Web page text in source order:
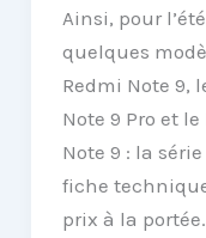
Ainsi, pour
quelques
Redmi Note 9,
Note 9 Pro et
Note 9 : la
fiche
prix à la